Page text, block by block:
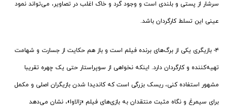
سرشار از پستی و بلندی است و وجود گرد و خاک اغلب در تصاویر، می‌تواند نمود
عینی این تسلط کارگردان باشد.
۴- بازیگری یکی از برگ‌های برنده فیلم است و باز هم حکایت از جسارت و شهامت
تهیه‌کننده و کارگردان دارد. اینکه نخواهی از سوپراستار حتی یک چهره تقریبا
مشهور استفاده کنی، ریسک بزرگی است که کاندیدا شدن بازیگران اصلی و مکمل
برای سیمرغ و نگاه مثبت منتقدان به بازی‌های فیلم «زالاوا»، نشان می‌دهد